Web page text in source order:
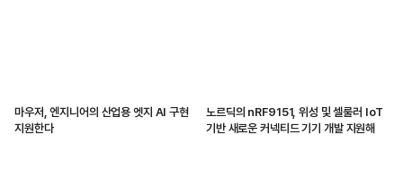
마우저, 엔지니어의 산업용 엣지 AI 구현
지원한다
노르딕의 nRF9151, 위성 및 셀룰러 IoT
기반 새로운 커넥티드 기기 개발 지원해